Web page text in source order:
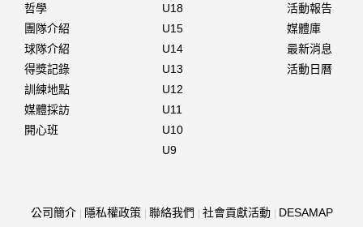
哲學
團隊介紹
球隊介紹
得獎記錄
訓練地點
媒體採訪
開心班
U18
U15
U14
U13
U12
U11
U10
U9
活動報告
媒體庫
最新消息
活動日曆
公司簡介 隱私權政策 聯絡我們 社會貢獻活動 DESAMAP